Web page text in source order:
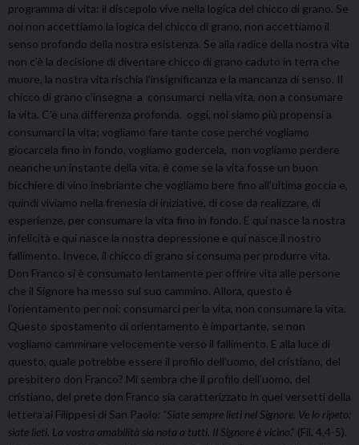
programma di vita: il discepolo vive nella logica del chicco di grano. Se
noi non accettiamo la logica del chicco di grano, non accettiamo il
senso profondo della nostra esistenza. Se alla radice della nostra vita
non c’è la decisione di diventare chicco di grano caduto in terra che
muore, la nostra vita rischia l’insignificanza e la mancanza di senso. Il
chicco di grano c’insegna a consumarci nella vita, non a consumare
la vita. C’è una differenza profonda, oggi, noi siamo più propensi a
consumarci la vita; vogliamo fare tante cose perché vogliamo
giocarcela fino in fondo, vogliamo godercela, non vogliamo perdere
neanche un instante della vita, è come se la vita fosse un buon
bicchiere di vino inebriante che vogliamo bere fino all’ultima goccia e,
quindi viviamo nella frenesia di iniziative, di cose da realizzare, di
esperienze, per consumare la vita fino in fondo. E qui nasce la nostra
infelicità e qui nasce la nostra depressione e qui nasce il nostro
fallimento. Invece, il chicco di grano si consuma per produrre vita.
Don Franco si è consumato lentamente per offrire vita alle persone
che il Signore ha messo sul suo cammino. Allora, questo è
l’orientamento per noi: consumarci per la vita, non consumare la vita.
Questo spostamento di orientamento è importante, se non
vogliamo camminare velocemente verso il fallimento. E alla luce di
questo, quale potrebbe essere il profilo dell’uomo, del cristiano, del
presbitero don Franco? Mi sembra che il profilo dell’uomo, del
cristiano, del prete don Franco sia caratterizzato in quei versetti della
lettera ai Filippesi di San Paolo: “Siate sempre lieti nel Signore. Ve lo ripeto:
siate lieti. La vostra amabilità sia nota a tutti. Il Signore è vicino.” (Fil. 4,4-5).